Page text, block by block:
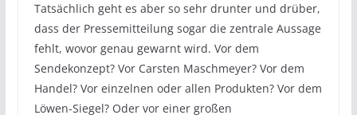
Tatsächlich geht es aber so sehr drunter und drüber,
dass der Pressemitteilung sogar die zentrale Aussage
fehlt, wovor genau gewarnt wird. Vor dem
Sendekonzept? Vor Carsten Maschmeyer? Vor dem
Handel? Vor einzelnen oder allen Produkten? Vor dem
Löwen-Siegel? Oder vor einer großen